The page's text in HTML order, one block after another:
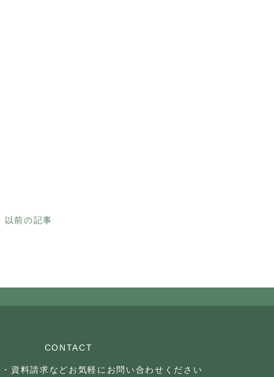
以前の記事
CONTACT
資料請求などお気軽に お問い合わせください